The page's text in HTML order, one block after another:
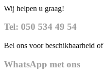
Wij helpen u graag!
Tel: 050 534 49 54
Bel ons voor beschikbaarheid of
WhatsApp met ons